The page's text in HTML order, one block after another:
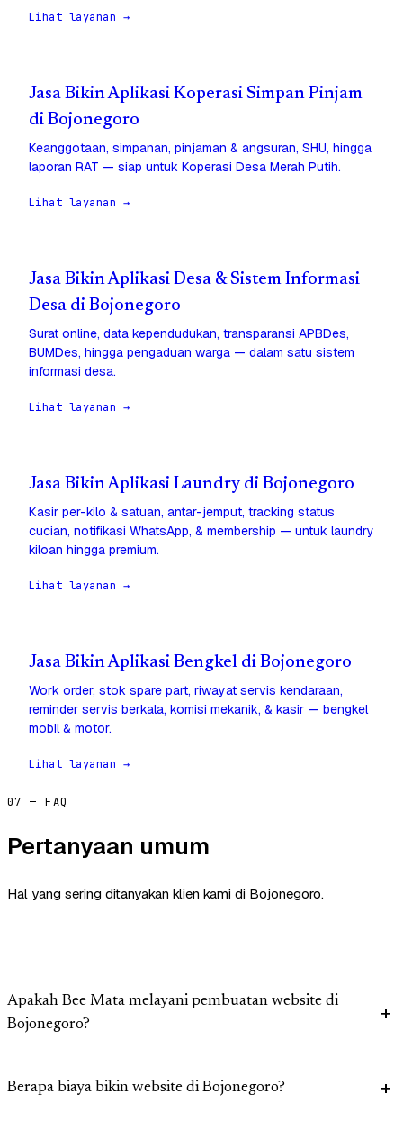
Lihat layanan →
Jasa Bikin Aplikasi Koperasi Simpan Pinjam
di Bojonegoro
Keanggotaan, simpanan, pinjaman & angsuran, SHU, hingga
laporan RAT — siap untuk Koperasi Desa Merah Putih.
Lihat layanan →
Jasa Bikin Aplikasi Desa & Sistem Informasi
Desa di Bojonegoro
Surat online, data kependudukan, transparansi APBDes,
BUMDes, hingga pengaduan warga — dalam satu sistem
informasi desa.
Lihat layanan →
Jasa Bikin Aplikasi Laundry di Bojonegoro
Kasir per-kilo & satuan, antar-jemput, tracking status
cucian, notifikasi WhatsApp, & membership — untuk laundry
kiloan hingga premium.
Lihat layanan →
Jasa Bikin Aplikasi Bengkel di Bojonegoro
Work order, stok spare part, riwayat servis kendaraan,
reminder servis berkala, komisi mekanik, & kasir — bengkel
mobil & motor.
Lihat layanan →
07 — FAQ
Pertanyaan umum
Hal yang sering ditanyakan klien kami di Bojonegoro.
Apakah Bee Mata melayani pembuatan website di
Bojonegoro?
Berapa biaya bikin website di Bojonegoro?